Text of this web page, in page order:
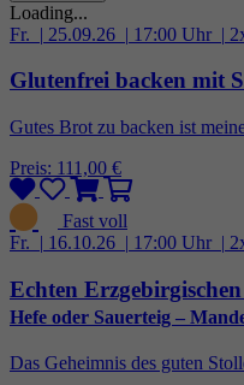
Loading...
Fr. | 25.09.26 | 17:00 Uhr |
Glutenfrei backen mit
Gutes Brot zu backen ist
Preis: 111,00 €
Fr. | 16.10.26 | 17:00 Uhr |
Echten
Hefe oder Sauerteig –
Das Geheimnis des guten